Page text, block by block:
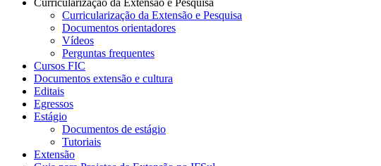
Curricularização da Extensão e Pesquisa
Documentos orientadores
Vídeos
Perguntas frequentes
Cursos FIC
Documentos extensão e cultura
Editais
Egressos
Estágio
Documentos de estágio
Tutoriais
Extensão